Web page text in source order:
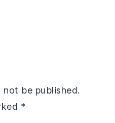
not be published.
*